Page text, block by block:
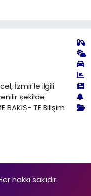
İzmir'le ilgili
şekilde
BAKIŞ- TE Bilişim
hakkı saklıdır.